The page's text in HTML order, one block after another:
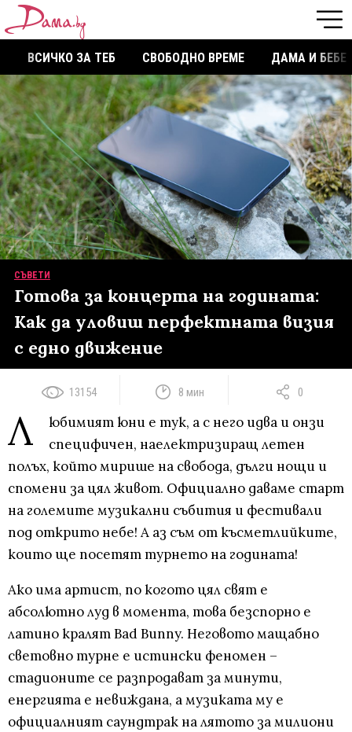
ВСИЧКО ЗА ТЕБ СВОБОДНО ВРЕМЕ ДАМА И БЕБЕ
СЪВЕТИ
Готова за концерта на годината:
Как да уловиш перфектната визия
с едно движение
13154 8 мин 0
Л
юбимият юни е тук, а с него идва и онзи
специфичен, наелектризиращ летен
полъх, който мирише на свобода, дълги нощи и
спомени за цял живот. Официално даваме старт
на големите музикални събития и фестивали
под открито небе! А аз съм от късметлийките,
които ще посетят турнето на годината!
Ако има артист, по когото цял свят е
абсолютно луд в момента, това безспорно е
латино кралят Bad Bunny. Неговото мащабно
световно турне е истински феномен –
стадионите се разпродават за минути,
енергията е невиждана, а музиката му е
официалният саундтрак на лятото за милиони